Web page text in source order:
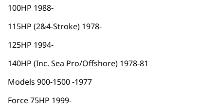
100HP 1988-
115HP (2&4-Stroke) 1978-
125HP 1994-
140HP (Inc. Sea Pro/Offshore) 1978-81
Models 900-1500 -1977
Force 75HP 1999-